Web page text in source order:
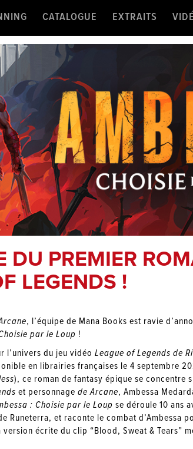
CATALOGUE EXTRAITS
DU PREMIER
LEGENDS !
, l’équipe de Mana Books est ravie
par le Loup !
l’univers du jeu vidéo League of Legends de
en librairies françaises le 4 septembre
), ce roman de fantasy épique se concentre
et personnage de Arcane, Ambessa
: Choisie par le Loup se déroule 10 ans
Runeterra, et raconte le combat d’Ambessa
écrite du clip “Blood, Sweat & Tears”